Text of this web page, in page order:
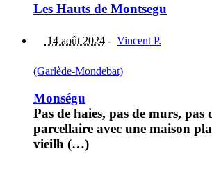
Les Hauts de Montsegu
14 août 2024 - Vincent P.
(Garlède-Mondebat)
Monségu
Pas de haies, pas de murs, pas
parcellaire avec une maison
vieilh (…)